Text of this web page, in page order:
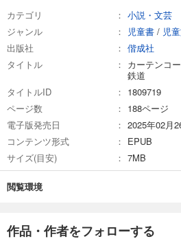
カテゴリ
小説・文芸
ジャンル
児童書 / 児
出版社
偕成社
タイトル
カーテンコ
鉄道
タイトルID
1809719
ページ数
188ページ
電子版発売日
2025年02月
コンテンツ形式
EPUB
サイズ(目安)
7MB
閲覧環境
作品・作者をフォローする